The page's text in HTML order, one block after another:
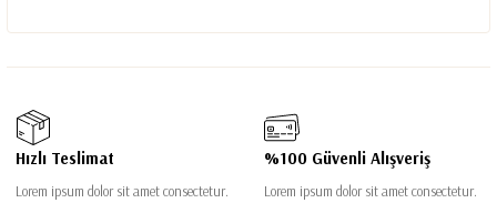
Hızlı Teslimat
Lorem ipsum dolor sit amet consectetur.
%100 Güvenli Alışveriş
Lorem ipsum dolor sit amet consectetur.